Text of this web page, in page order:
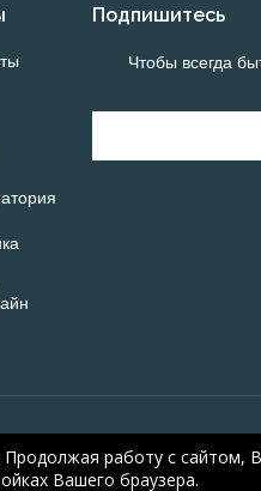
Подпишитесь
Чтобы всегда
, 2008-2026
работу с сайтом,
Вашего браузера.